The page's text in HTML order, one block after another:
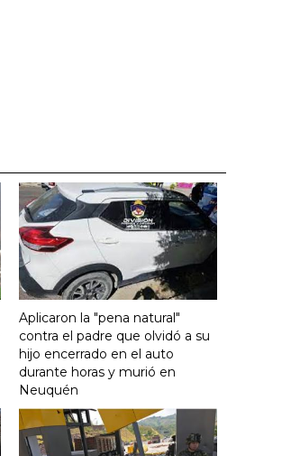
Aplicaron la "pena natural"
contra el padre que olvidó a su
hijo encerrado en el auto
durante horas y murió en
Neuquén